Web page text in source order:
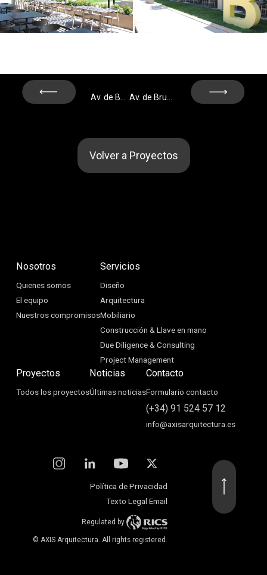
Prev
Next
Volver a Proyectos
Nosotros
Quienes somos
El equipo
Nuestros compromisos
Servicios
Diseño
Arquitectura
Mobiliario
Construcción & Llave en mano
Due Diligence & Consulting
Project Management
Proyectos
Todos los proyectos
Noticias
Últimas noticias
Contacto
Formulario contacto
(+34) 91 524 57 12
info@axisarquitectura.es
Política de Privacidad
Texto Legal Email
Regulated by
© AXIS Arquitectura. All rights registered.